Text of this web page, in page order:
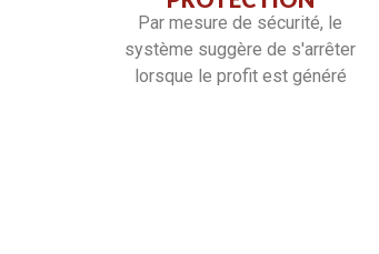
Par mesure de sécurité, le
système suggère de s'arrêter
lorsque le profit est généré